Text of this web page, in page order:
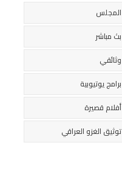
المجلس
بث مباشر
وثائقي
برامج يوتيوبية
أفلام قصيرة
توثيق الغزو العراقي